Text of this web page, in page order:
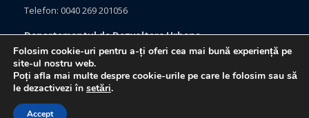
Telefon: 0040 269 201056
Departamentul de Dezvoltare Urbana
Brasov, Bulevardul Eroilor 33
Judetul Brasov
Telefon: 0040 368 415760
Folosim cookie-uri pentru a-ți oferi cea mai bună experiență pe
site-ul nostru web.
Poți afla mai multe despre cookie-urile pe care le folosim sau să
le dezactivezi în setări.
Accept